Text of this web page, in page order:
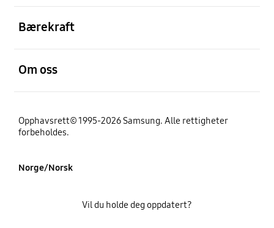
Bærekraft
Om oss
Opphavsrett© 1995-2026 Samsung. Alle rettigheter
forbeholdes.
Norge/Norsk
Vil du holde deg oppdatert?